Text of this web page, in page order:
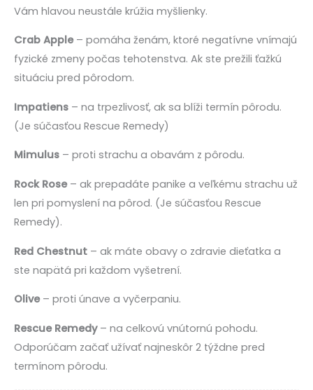
Vám hlavou neustále krúžia myšlienky.
Crab Apple– pomáha ženám, ktoré negatívne vnímajú
fyzické zmeny počas tehotenstva. Ak ste prežili ťažkú
situáciu pred pôrodom.
Impatiens – na trpezlivosť, ak sa blíži termín pôrodu.
(Je súčasťou Rescue Remedy)
Mimulus – proti strachu a obavám z pôrodu.
Rock Rose– ak prepadáte panike a veľkému strachu už
len pri pomyslení na pôrod. (Je súčasťou Rescue
Remedy).
Red Chestnut – ak máte obavy o zdravie dieťatka a
ste napätá pri každom vyšetrení.
Olive– proti únave a vyčerpaniu.
Rescue Remedy– na celkovú vnútornú pohodu.
Odporúčam začať užívať najneskôr 2 týždne pred
termínom pôrodu.